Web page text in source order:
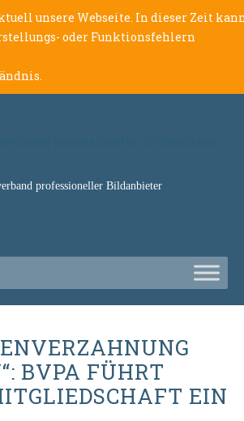
unsere Webseite. In dieser Zeit
oder Funktionsfehlern
professioneller Bildanbieter
BVPA FÜHRT
EIN